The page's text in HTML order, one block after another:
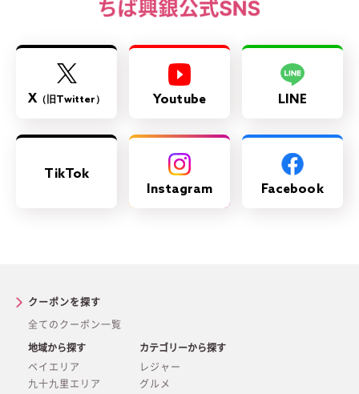
X（旧Twitter） Youtube LINE
TikTok
Instagram
Facebook
クーポンを探す
全てのクーポン一覧
地域から探す
ベイエリア
九十九里エリア
カテゴリーから探す
レジャー
グルメ